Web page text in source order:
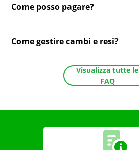
Come posso pagare?
Come gestire cambi e resi?
Visualizza tutte le
FAQ